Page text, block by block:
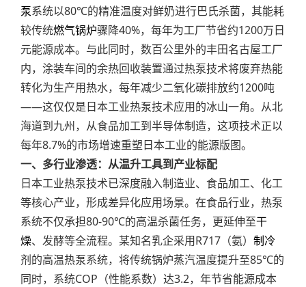
泵系统以80℃的精准温度对鲜奶进行巴氏杀菌，其能耗
较传统燃气锅炉骤降40%，每年为工厂节省约1200万日
元能源成本。与此同时，数百公里外的丰田名古屋工厂
内，涂装车间的余热回收装置通过热泵技术将废弃热能
转化为生产用热水，每年减少二氧化碳排放约1200吨
——这仅仅是日本工业热泵技术应用的冰山一角。从北
海道到九州，从食品加工到半导体制造，这项技术正以
每年8.7%的市场增速重塑日本工业的能源版图。
一、多行业渗透：从温升工具到产业标配
日本工业热泵技术已深度融入制造业、食品加工、化工
等核心产业，形成差异化应用场景。在食品行业，热泵
系统不仅承担80-90℃的高温杀菌任务，更延伸至干
燥、发酵等全流程。某知名乳企采用R717（氨） 制冷
剂的高温热泵系统，将传统锅炉蒸汽温度提升至85℃的
同时，系统COP（性能系数）达3.2，年节省能源成本